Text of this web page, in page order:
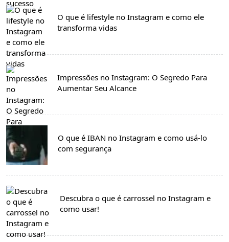
O que é lifestyle no Instagram e como ele
transforma vidas
Impressões no Instagram: O Segredo Para
Aumentar Seu Alcance
O que é IBAN no Instagram e como usá-lo
com segurança
Descubra o que é carrossel no Instagram e
como usar!